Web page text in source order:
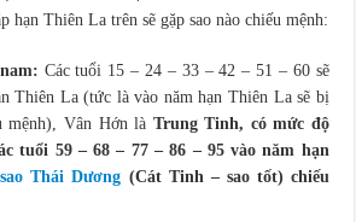
hạn Thiên La trên sẽ gặp sao nào chiếu mệnh:
Các tuổi 15 – 24 – 33 – 42 – 51 – 60 sẽ
Thiên La (tức là vào năm hạn Thiên La sẽ bị
mệnh), Vân Hớn là Trung Tinh, có mức độ
tuổi 59 – 68 – 77 – 86 – 95 vào năm hạn
sao Thái Dương (Cát Tinh – sao tốt) chiếu